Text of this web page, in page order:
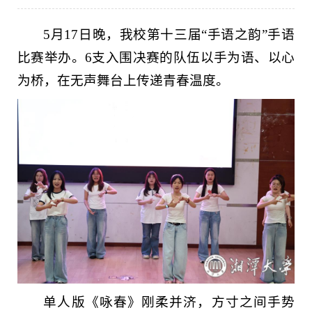
5月17日晚，我校第十三届“手语之韵”手语
比赛举办。6支入围决赛的队伍以手为语、以心
为桥，在无声舞台上传递青春温度。
单人版《咏春》刚柔并济，方寸之间手势